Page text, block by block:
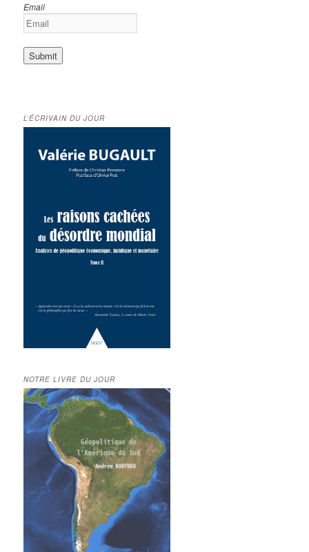
Email
L’ÉCRIVAIN DU JOUR
NOTRE LIVRE DU JOUR